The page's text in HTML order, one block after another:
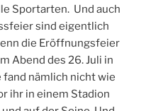
Sportarten. Und auch
sind eigentlich
die Eröffnungsfeier
Abend des 26. Juli in
nämlich nicht wie
ihr in einem Stadion